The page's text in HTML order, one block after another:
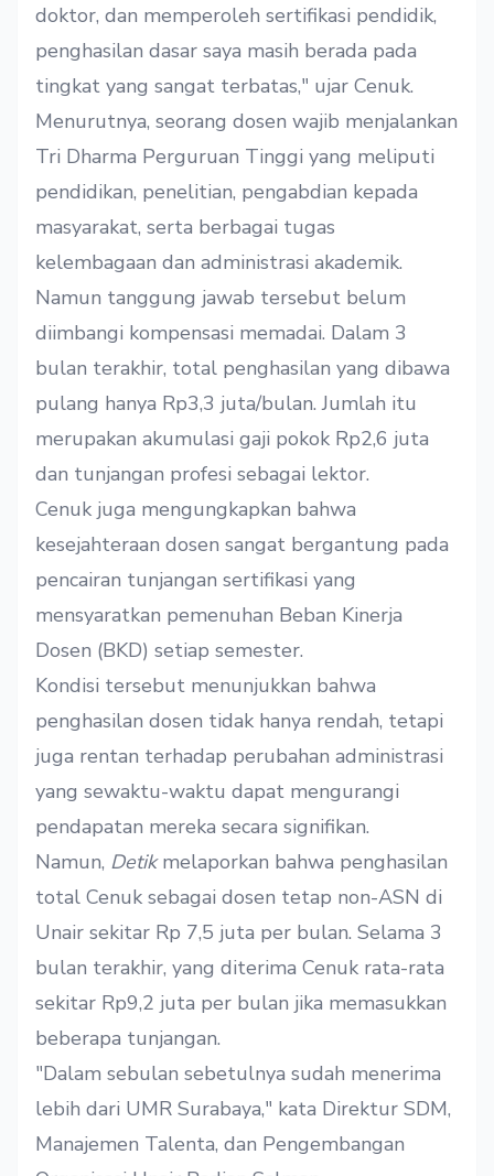
doktor, dan memperoleh sertifikasi pendidik,
penghasilan dasar saya masih berada pada
tingkat yang sangat terbatas," ujar Cenuk.
Menurutnya, seorang dosen wajib menjalankan
Tri Dharma Perguruan Tinggi yang meliputi
pendidikan, penelitian, pengabdian kepada
masyarakat, serta berbagai tugas
kelembagaan dan administrasi akademik.
Namun tanggung jawab tersebut belum
diimbangi kompensasi memadai. Dalam 3
bulan terakhir, total penghasilan yang dibawa
pulang hanya Rp3,3 juta/bulan. Jumlah itu
merupakan akumulasi gaji pokok Rp2,6 juta
dan tunjangan profesi sebagai lektor.
Cenuk juga mengungkapkan bahwa
kesejahteraan dosen sangat bergantung pada
pencairan tunjangan sertifikasi yang
mensyaratkan pemenuhan Beban Kinerja
Dosen (BKD) setiap semester.
Kondisi tersebut menunjukkan bahwa
penghasilan dosen tidak hanya rendah, tetapi
juga rentan terhadap perubahan administrasi
yang sewaktu-waktu dapat mengurangi
pendapatan mereka secara signifikan.
Namun, Detik melaporkan bahwa penghasilan
total Cenuk sebagai dosen tetap non-ASN di
Unair sekitar Rp 7,5 juta per bulan. Selama 3
bulan terakhir, yang diterima Cenuk rata-rata
sekitar Rp9,2 juta per bulan jika memasukkan
beberapa tunjangan.
"Dalam sebulan sebetulnya sudah menerima
lebih dari UMR Surabaya," kata Direktur SDM,
Manajemen Talenta, dan Pengembangan